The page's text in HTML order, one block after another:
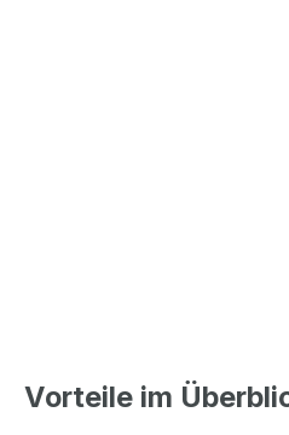
Vorteile im